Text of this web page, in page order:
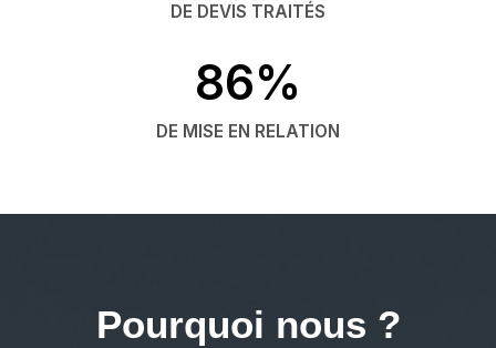
DE DEVIS TRAITÉS
86%
DE MISE EN RELATION
Pourquoi nous ?